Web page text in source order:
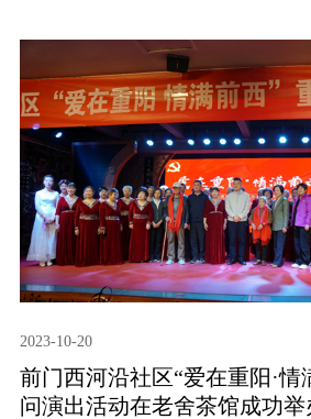
于一体的京味茶馆文化集萃地,包含茶
态。如今已成为拥有1家5000多平米的
的全国连锁企业，累计接待有来自80个
首政要，众多社会名流和800多万中外
产业示范基地、国家3A级旅游景区（点
2023-10-20
前门西河沿社区“爱在重阳·情
问演出活动在老舍茶馆成功举